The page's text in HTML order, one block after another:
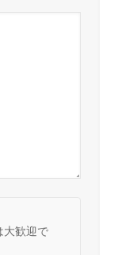
大歓迎で